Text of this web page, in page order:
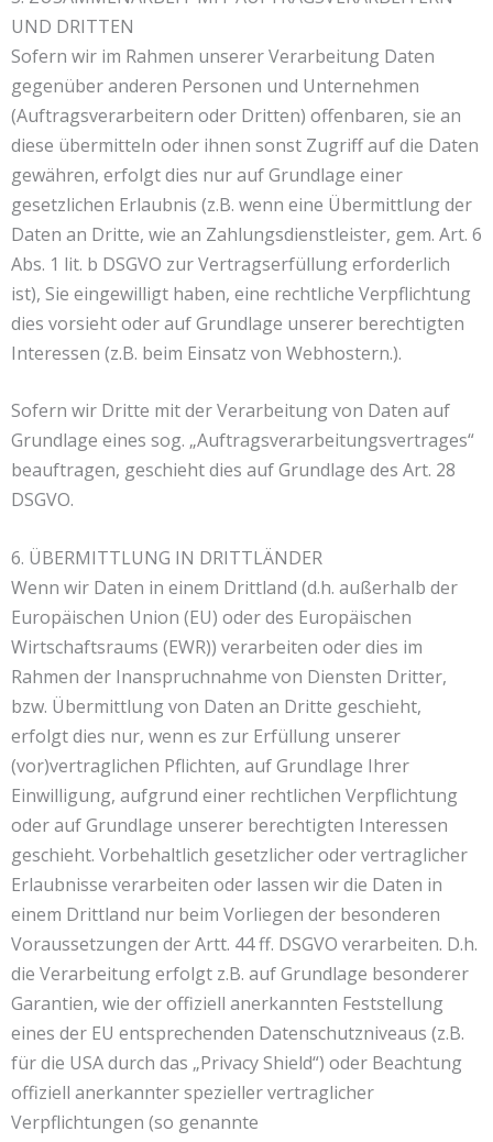
UND DRITTEN
Sofern wir im Rahmen unserer Verarbeitung Daten
gegenüber anderen Personen und Unternehmen
(Auftragsverarbeitern oder Dritten) offenbaren, sie an
diese übermitteln oder ihnen sonst Zugriff auf die Daten
gewähren, erfolgt dies nur auf Grundlage einer
gesetzlichen Erlaubnis (z.B. wenn eine Übermittlung der
Daten an Dritte, wie an Zahlungsdienstleister, gem. Art. 6
Abs. 1 lit. b DSGVO zur Vertragserfüllung erforderlich
ist), Sie eingewilligt haben, eine rechtliche Verpflichtung
dies vorsieht oder auf Grundlage unserer berechtigten
Interessen (z.B. beim Einsatz von Webhostern.).
Sofern wir Dritte mit der Verarbeitung von Daten auf
Grundlage eines sog. „Auftragsverarbeitungsvertrages“
beauftragen, geschieht dies auf Grundlage des Art. 28
DSGVO.
6. ÜBERMITTLUNG IN DRITTLÄNDER
Wenn wir Daten in einem Drittland (d.h. außerhalb der
Europäischen Union (EU) oder des Europäischen
Wirtschaftsraums (EWR)) verarbeiten oder dies im
Rahmen der Inanspruchnahme von Diensten Dritter,
bzw. Übermittlung von Daten an Dritte geschieht,
erfolgt dies nur, wenn es zur Erfüllung unserer
(vor)vertraglichen Pflichten, auf Grundlage Ihrer
Einwilligung, aufgrund einer rechtlichen Verpflichtung
oder auf Grundlage unserer berechtigten Interessen
geschieht. Vorbehaltlich gesetzlicher oder vertraglicher
Erlaubnisse verarbeiten oder lassen wir die Daten in
einem Drittland nur beim Vorliegen der besonderen
Voraussetzungen der Artt. 44 ff. DSGVO verarbeiten. D.h.
die Verarbeitung erfolgt z.B. auf Grundlage besonderer
Garantien, wie der offiziell anerkannten Feststellung
eines der EU entsprechenden Datenschutzniveaus (z.B.
für die USA durch das „Privacy Shield“) oder Beachtung
offiziell anerkannter spezieller vertraglicher
Verpflichtungen (so genannte